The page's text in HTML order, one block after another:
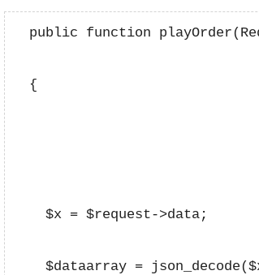
public function
{
$x = $request->data;
$dataarray =